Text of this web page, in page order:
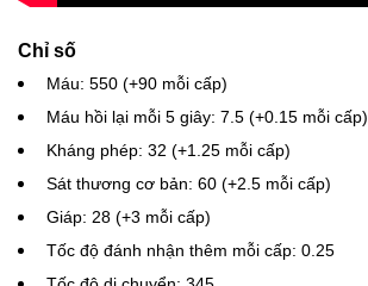
Chỉ số
Máu: 550 (+90 mỗi cấp)
Máu hồi lại mỗi 5 giây: 7.5 (+0.15 mỗi cấp)
Kháng phép: 32 (+1.25 mỗi cấp)
Sát thương cơ bản: 60 (+2.5 mỗi cấp)
Giáp: 28 (+3 mỗi cấp)
Tốc độ đánh nhận thêm mỗi cấp: 0.25